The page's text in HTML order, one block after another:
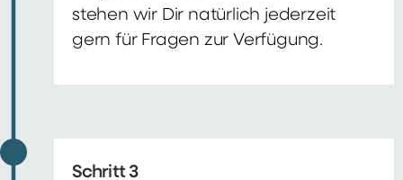
stehen wir Dir natürlich jederzeit
gern für Fragen zur Verfügung.
Schritt 3